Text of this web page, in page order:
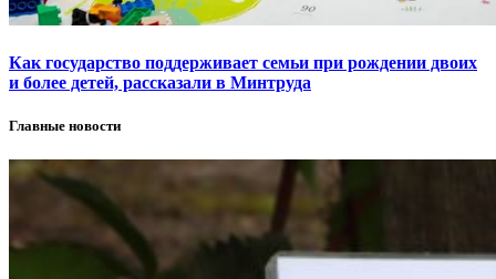
Как государство поддерживает семьи при рождении двоих
и более детей, рассказали в Минтруда
Главные новости